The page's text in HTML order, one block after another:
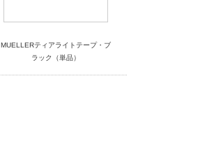
MUELLERティアライトテープ・ブ
ラック（単品）